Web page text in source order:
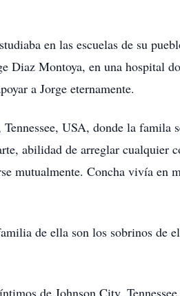
en las escuelas de su
Diaz Montoya, en una hospital
a Jorge eternamente.
USA, donde la famila
abilidad de arreglar cualquier
mutualmente. Concha vivía en
de ella son los sobrinos de
de Johnson City, Tennessee.